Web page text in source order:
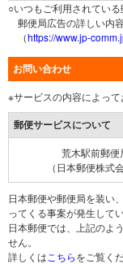
○いつもご利用されてい
郵便局広告の詳しい内
（https://www.jp-
お問い合わせ
※サービスの内容によって
郵便サービスについて
荒木駅前郵便
（日本郵便株式
日本郵便や郵便局を装い
ってくる事案が発生してい
日本郵便では、上記のよ
せん。
詳しくは こちらをご覧く